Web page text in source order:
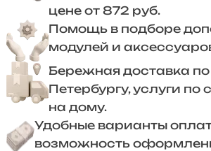
цене от 872 руб.
Помощь в подборе
модулей и
Бережная доставка по
Петербургу, услуги по
на дому.
Удобные варианты
возможность